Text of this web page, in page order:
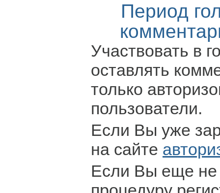
Период
Участвовать в
оставлять
только
пользователи.
Если Вы уже
на сайте
Если Вы еще не